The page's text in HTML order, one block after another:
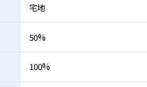
宅地
50%
100%